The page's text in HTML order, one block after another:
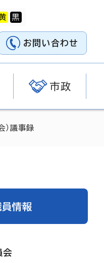
お問い合わせ
市政
議事録
情報
会